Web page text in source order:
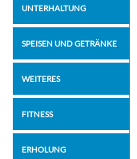
UNTERHALTUNG
SPEISEN UND GETRÄNKE
WEITERES
FITNESS
ERHOLUNG